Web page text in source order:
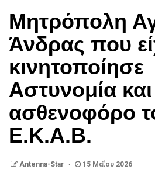
Μητρόπολη
Άνδρας που
κινητοποίησε
Αστυνομία και
ασθενοφόρο
Ε.Κ.Α.Β.
Antenna-Star 15 Μαΐου 2026